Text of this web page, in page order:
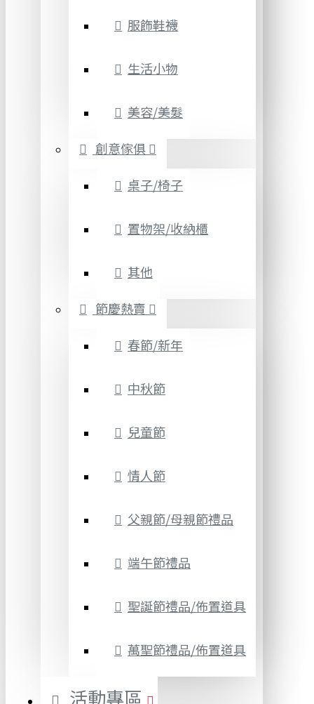
服飾鞋襪
生活小物
美容/美髮
創意傢俱
桌子/椅子
置物架/收納櫃
其他
節慶熱賣
春節/新年
中秋節
兒童節
情人節
父親節/母親節禮品
端午節禮品
聖誕節禮品/佈置道具
萬聖節禮品/佈置道具
活動專區